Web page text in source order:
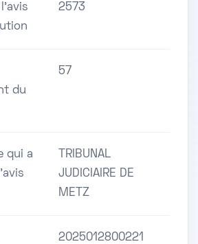
l'avis
2573
du
57
qui a
TRIBUNAL
JUDICIAIRE DE
METZ
2025012800221